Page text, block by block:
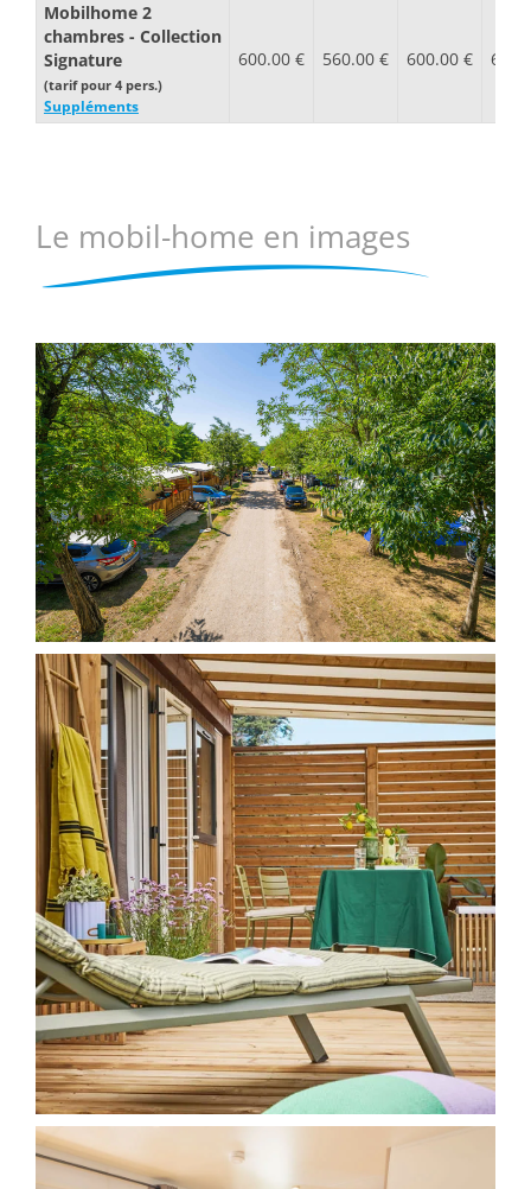
Mobilhome 2
chambres - Collection
Signature
(tarif pour 4 pers.)
Suppléments
600.00 € 560.00 € 600.00 €
Le mobil-home en images